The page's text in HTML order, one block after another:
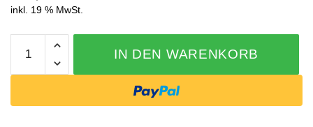
inkl. 19 % MwSt.
257
Widescreen
-
IN DEN WARENKORB